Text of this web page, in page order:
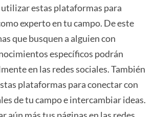
estas plataformas para
experto en tu campo. De este
que busquen a alguien con
específicos podrán
en las redes sociales. También
plataformas para conectar con
de tu campo e intercambiar ideas.